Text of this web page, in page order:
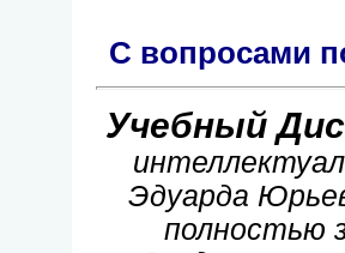
С вопросами
Учебный
Эдуарда
полностью